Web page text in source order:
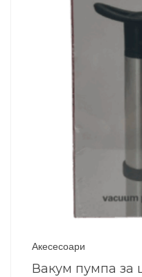
Акесесоари
Вакум пумпа за